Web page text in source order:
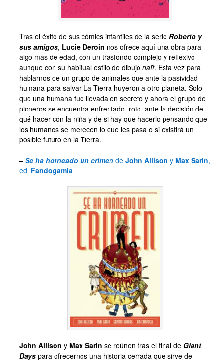
Tras el éxito de sus cómics infantiles de la serie Roberto y
sus amigos, Lucie Deroin nos ofrece aquí una obra para
algo más de edad, con un trasfondo complejo y reflexivo
aunque con su habitual estilo de dibujo naïf. Esta vez para
hablarnos de un grupo de animales que ante la pasividad
humana para salvar La Tierra huyeron a otro planeta. Solo
que una humana fue llevada en secreto y ahora el grupo de
pioneros se encuentra enfrentado, roto, ante la decisión de
qué hacer con la niña y de si hay que hacerlo pensando que
los humanos se merecen lo que les pasa o si existirá un
posible futuro en la Tierra.
– Se ha horneado un crimen de John Allison y Max Sarin,
ed. Fandogamia
John Allison y Max Sarin se reúnen tras el final de Giant
Days para ofrecernos una historia cerrada que sirve de